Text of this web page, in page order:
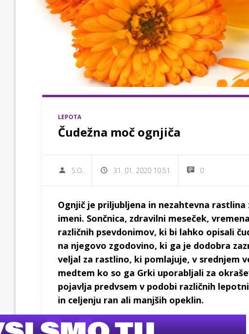
LEPOTA
Čudežna moč ognjiča
S.O. 31. 01. 2020 10.51 0
Ognjič je priljubljena in nezahtevna
imeni. Sončnica, zdravilni meseček,
različnih psevdonimov, ki bi lahko opisali
na njegovo zgodovino, ki ga je dodobra
veljal za rastlino, ki pomlajuje, v srednjem
medtem ko so ga Grki uporabljali za
pojavlja predvsem v podobi različnih
in celjenju ran ali manjših opeklin.